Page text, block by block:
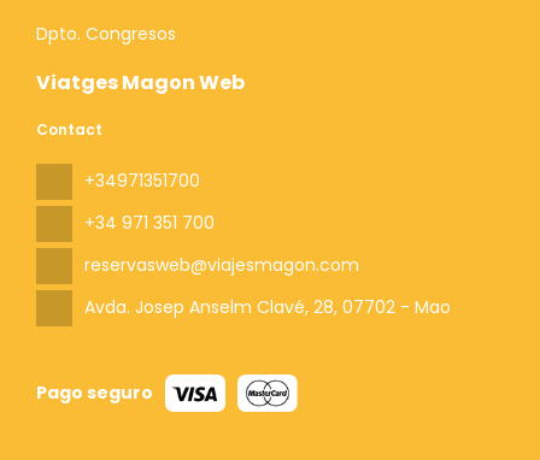
Viatges Magon Web
Contact
+34971351700
+34 971 351 700
reservasweb@viajesmagon.com
Avda. Josep Anselm Clavé, 28, 07702 - Mao
Pago seguro
Dpto. Congresos